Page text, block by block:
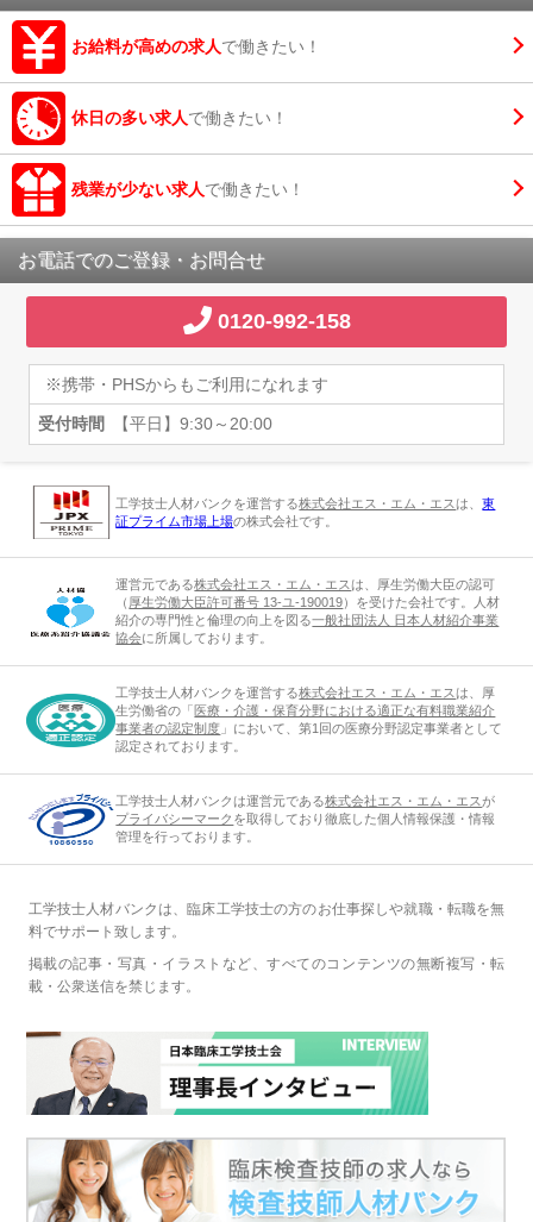
お給料が高めの求人で働きたい！
休日の多い求人で働きたい！
残業が少ない求人で働きたい！
お電話でのご登録・お問合せ
0120-992-158
※携帯・PHSからもご利用になれます
受付時間 【平日】9:30～20:00
工学技士人材バンクを運営する株式会社エス・エム・エスは、東
証プライム市場上場の株式会社です。
運営元である株式会社エス・エム・エスは、厚生労働大臣の認可
（ 厚生労働大臣許可番号 13-ユ-190019）を受けた会社です。人材
紹介の専門性と倫理の向上を図る一般社団法人 日本人材紹介事業
協会に所属しております。
工学技士人材バンクを運営する株式会社エス・エム・エスは、厚
生労働省の「 医療・介護・保育分野における適正な有料職業紹介
事業者の認定制度 」において、第1回の医療分野認定事業者として
認定されております。
工学技士人材バンクは運営元である株式会社エス・エム・エスが
プライバシーマーク を取得しており徹底した個人情報保護・情報
管理を行っております。
工学技士人材バンクは、臨床工学技士の方のお仕事探しや就職・転職を無
料でサポート致します。
掲載の記事・写真・イラストなど、すべてのコンテンツの無断複写・転
載・公衆送信を禁じます。